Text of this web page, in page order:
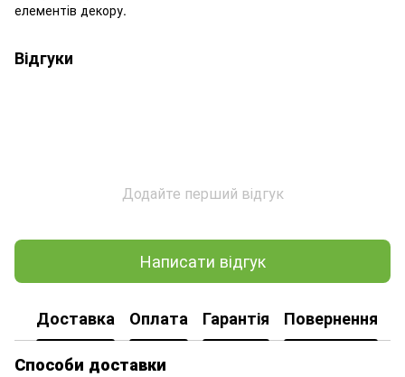
елементів декору.
Відгуки
Додайте перший відгук
Написати відгук
Доставка Оплата Гарантія
Повернення
Способи доставки